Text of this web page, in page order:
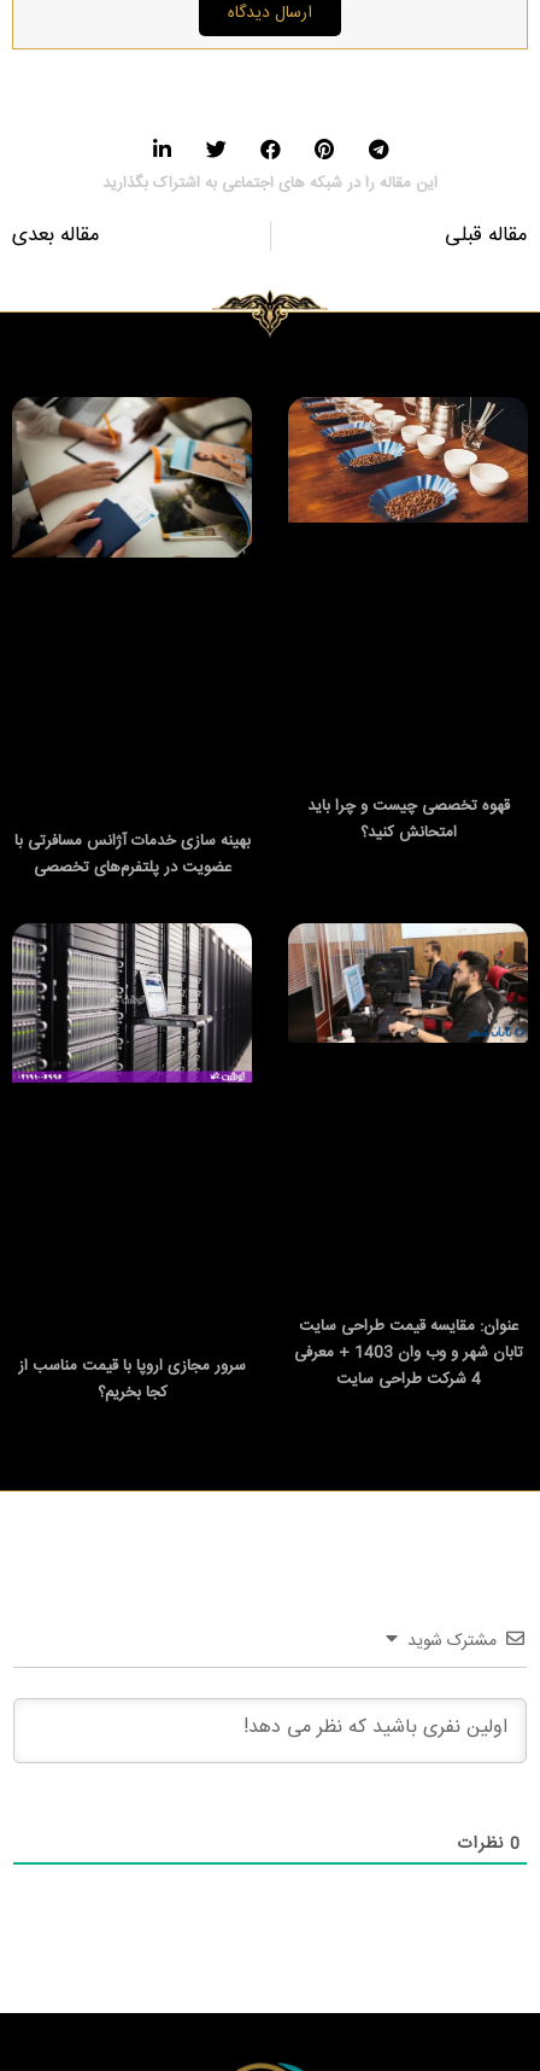
ارسال دیدگاه
این مقاله را در شبکه های اجتماعی به اشتراک بگذارید
مقاله قبلی مقاله بعدی
قهوه تخصصی چیست و چرا باید
امتحانش کنید؟
بهینه‌ سازی خدمات آژانس مسافرتی با
عضویت در پلتفرم‌های تخصصی
عنوان: مقایسه قیمت طراحی سایت
تابان شهر و وب وان 1403 + معرفی
4 شرکت طراحی سایت
سرور مجازی اروپا با قیمت مناسب از
کجا بخریم؟
مشترک شوید
0 نظرات